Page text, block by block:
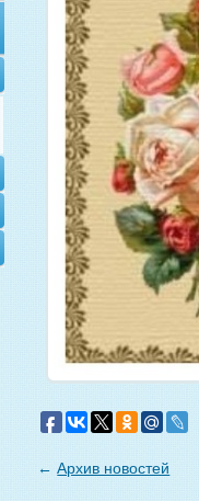
←Архив новостей